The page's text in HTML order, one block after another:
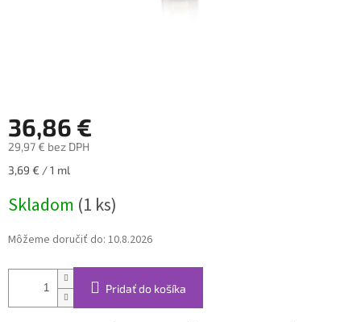
36,86 €
29,97 € bez DPH
Jednotková
3,69 € / 1 ml
Skladom (1 ks)
Môžeme doručiť do: 10.8.2026
Pridať do košíka